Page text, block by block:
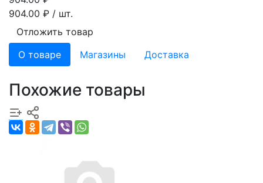
904.00 ₽ / шт.
Отложить товар
О товаре
Магазины Доставка
Похожие товары